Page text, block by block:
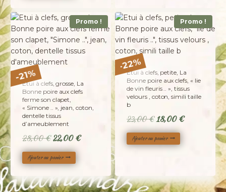
23,00 €.18,00 €.
Promo !
-21%
Etui à clefs, grosse, La
Bonne poire aux clefs
ferme son clapet,
« Simone .. », jean, coton,
dentelle tissus
d’ameublement
28,00€ Le
prix
initial
28,00 €.
22,00€Le
22,00 €.
Ajouter au panier
Promo !
-22%
Etui à clefs, petite, La
Bonne poire aux clefs, « lie
de vin fleuris .. », tissus
velours , coton, simili taille
b
23,00€ Le
prix
initial
18,00€Le
Ajouter au panier